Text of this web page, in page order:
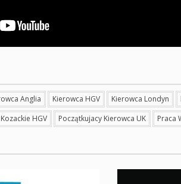
Anglia Kierowca HGV Kierowca Londyn
Kozackie HGV Początkujacy Kierowca UK Praca